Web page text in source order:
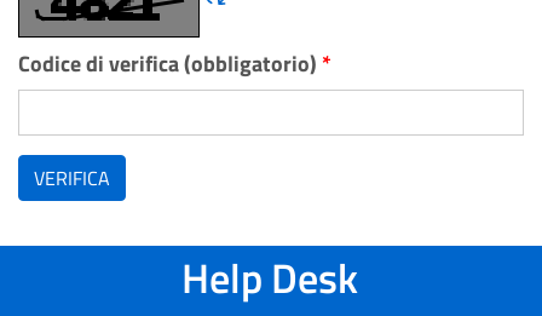
Codice di verifica (obbligatorio) *
VERIFICA
Help Desk